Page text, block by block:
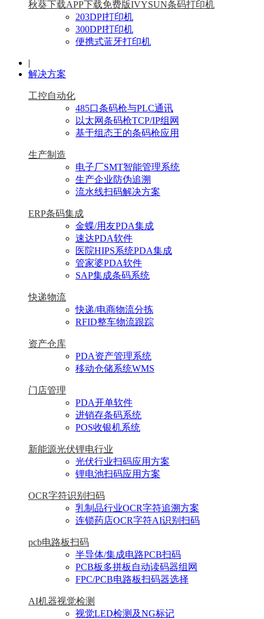
秋葵下载APP下载免费版IVYSUN条码打印机
203DPI打印机
300DPI打印机
便携式蓝牙打印机
|
解决方案
工控自动化
485口条码枪与PLC通讯
以太网条码枪TCP/IP组网
基于组态王的条码枪应用
生产制造
电子厂SMT智能管理系统
生产企业防伪追溯
流水线扫码解决方案
ERP条码集成
金蝶/用友PDA集成
速达PDA软件
医院HIPS系统PDA集成
管家婆PDA软件
SAP集成条码系统
快递物流
快递/电商物流分拣
RFID整车物流跟踪
资产仓库
PDA资产管理系统
移动仓储系统WMS
门店管理
PDA开单软件
进销存条码系统
POS收银机系统
新能源光伏锂电行业
光伏行业扫码应用方案
锂电池扫码应用方案
OCR字符识别扫码
乳制品行业OCR字符追溯方案
连锁药店OCR字符AI识别扫码
pcb电路板扫码
半导体/集成电路PCB扫码
PCB板多拼板自动读码器组网
FPC/PCB电路板扫码器选择
AI机器视觉检测
视觉LED检测及NG标记